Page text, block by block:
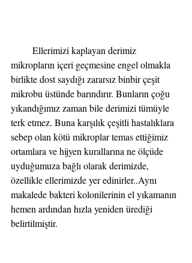
mikropların içeri geçmesine engel olmakla
birlikte dost saydığı zararsız binbir çeşit
mikrobu üstünde barındırır. Bunların çoğu
yıkandığımız zaman bile derimizi tümüyle
terk etmez. Buna karşılık çeşitli hastalıklara
sebep olan kötü mikroplar temas ettiğimiz
ortamlara ve hijyen kurallarına ne ölçüde
uyduğumuza bağlı olarak derimizde,
özellikle ellerimizde yer edinirler..Aynı
makalede bakteri kolonilerinin el yıkamanın
hemen ardından hızla yeniden ürediği
belirtilmiştir.